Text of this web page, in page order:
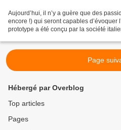
Aujourd’hui, il n’y a guère que des
encore !) qui seront capables d’évoquer
prototype a été conçu par la société
Page
Hébergé par Overblog
Top articles
Pages